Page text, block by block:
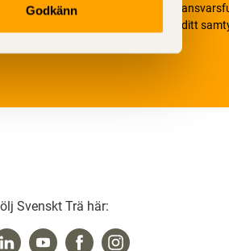
Godkänn
personuppgifter alltid hanteras på ett
Genom att klicka på skicka lämnar du ditt
Svenskt Trä här: